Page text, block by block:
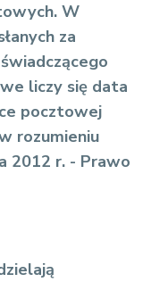
W
za
liczy się data
pocztowej
rozumieniu
2012 r. - Prawo